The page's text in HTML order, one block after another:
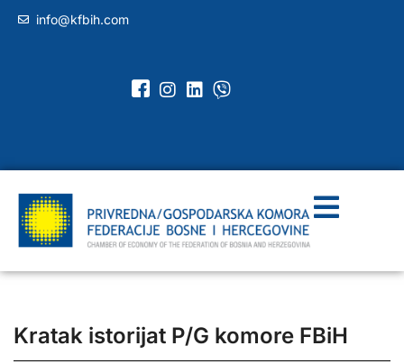
info@kfbih.com
Kratak istorijat P/G komore FBiH